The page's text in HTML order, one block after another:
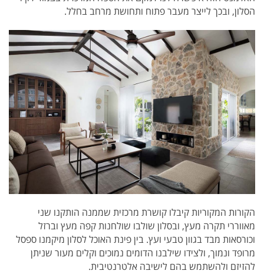
הסלון, ובכך לייצר מעבר פתוח ותחושת מרחב בחלל.
הקורות המקוריות קיבלו קושרת מרכזית שממנה הותקנו שני
מאווררי תקרה מעץ, ובסלון שולבו שולחנות קפה מעץ וברזל
וכורסאות מבד בגוון טבעי ועץ. בין פינת האוכל לסלון מיקמנו ספסל
מרופד ונמוך, ולצידו שילבנו הדומים נמוכים וקלים מעור שניתן
להזיזם ולהשתמש בהם לישיבה אלטרנטיבית.